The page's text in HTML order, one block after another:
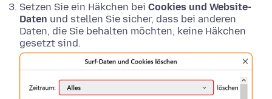
Setzen Sie ein Häkchen bei Cookies und Website-
Daten und stellen Sie sicher, dass bei anderen
Daten, die Sie behalten möchten, keine Häkchen
gesetzt sind.